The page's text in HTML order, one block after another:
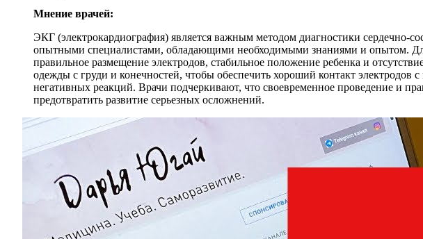
Мнение врачей:
ЭКГ (электрокардиография) является важным методом диагностики сердечно-
опытными специалистами, обладающими необходимыми знаниями и опытом.
правильное размещение электродов, стабильное положение ребенка и
одежды с груди и конечностей, чтобы обеспечить хороший контакт
негативных реакций. Врачи подчеркивают, что своевременное проведение и
предотвратить развитие серьезных осложнений.